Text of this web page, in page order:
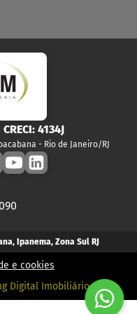
4134J
- Rio de Janeiro/RJ
Ipanema, Zona Sul RJ
Digital Imobiliário
e cookies